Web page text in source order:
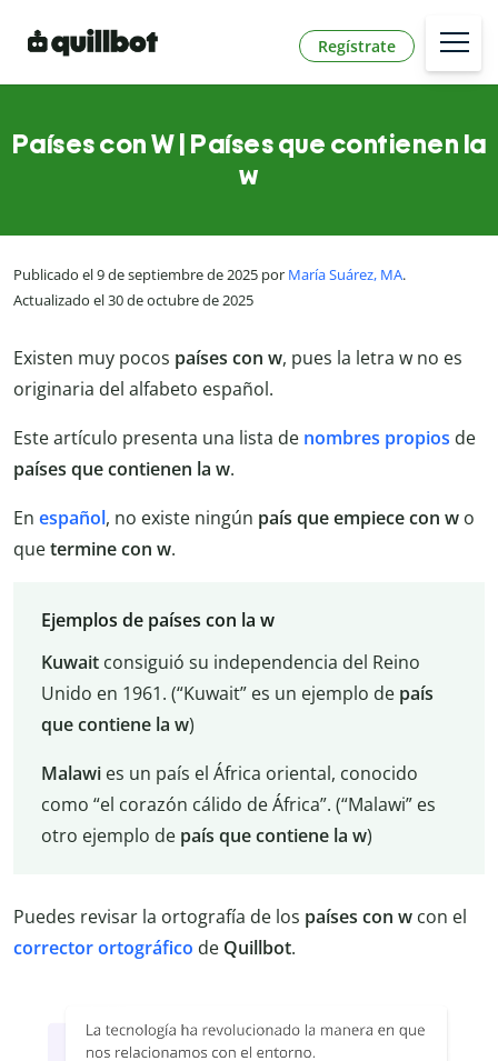
Regístrate
Países con W | Países que contienen la
w
Publicado el 9 de septiembre de 2025 por María Suárez, MA.
Actualizado el 30 de octubre de 2025
Existen muy pocos países con w, pues la letra w no es
originaria del alfabeto español.
Este artículo presenta una lista de nombres propios de
países que contienen la w.
En español, no existe ningún país que empiece con w o
quetermine con w.
Ejemplos de países con la w
Kuwaitconsiguió su independencia del Reino
Unido en 1961. (“Kuwait” es un ejemplo de país
que contiene la w)
Malawies un país el África oriental, conocido
como “el corazón cálido de África”. (“Malawi” es
otro ejemplo de país que contiene la w)
Puedes revisar la ortografía de los países con w con el
corrector ortográfico de Quillbot.